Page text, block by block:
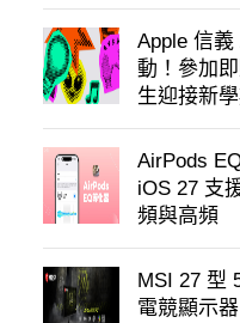
Apple 信
動！參加
生迎接新
AirPods
iOS 27 支
頻與高頻
MSI 27 型
電競顯示